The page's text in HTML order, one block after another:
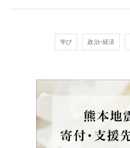
学び 政治・経済